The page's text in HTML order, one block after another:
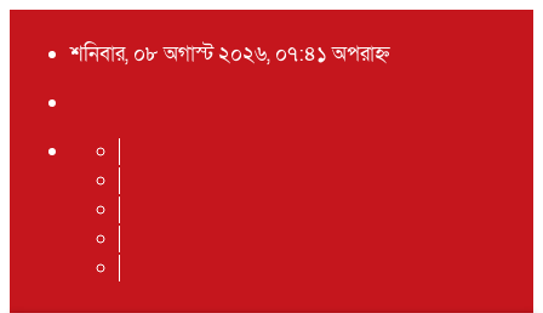
শনিবার, ০৮ অগাস্ট ২০২৬, ০৭:৪১ অপরাহ্ন